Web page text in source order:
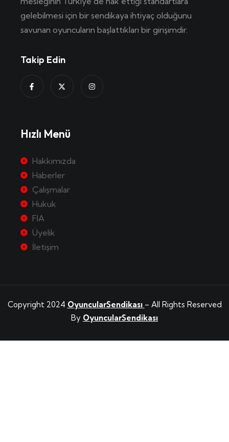
gelebilmesi için bir sendikaya ihtiyaç olduğunu
savunan oyuncuların başlattıkları bir girişimdir.
Takip Edin
Hızlı Menü
Hakkımızda
Haberler
Çalışmalar
Hukuk
FIA
Üyelik
İletişim
Copyright 2024 OyuncularSendikası – All Rights Reserved
By OyuncularSendikası